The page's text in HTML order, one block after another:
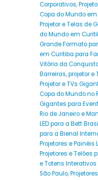
Corporativos,
Copa do Mundo
Projetor e Telas de
do Mundo em
Grande Formato
em Curitiba para
Vitória da
Barreiras,projetor e
Projetor e TVs
Copa do Mundo no
Gigantes para
Rio de Janeiro e
LED para a Bett
para a Bienal
Projetores e Painéis
Projetores e Telões
e Totens
São Paulo,